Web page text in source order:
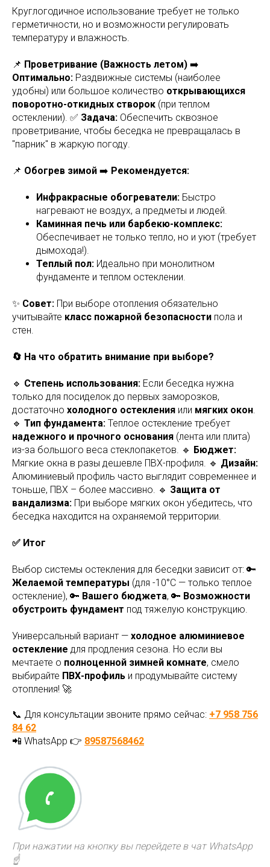
Круглогодичное использование требует не только
герметичности, но и возможности регулировать
температуру и влажность.
📌 Проветривание (Важность летом) ➡️
Оптимально: Раздвижные системы (наиболее
удобны) или большое количество открывающихся
поворотно-откидных створок (при теплом
остеклении). ✅ Задача: Обеспечить сквозное
проветривание, чтобы беседка не превращалась в
"парник" в жаркую погоду.
📌 Обогрев зимой ➡️ Рекомендуется:
Инфракрасные обогреватели: Быстро
нагревают не воздух, а предметы и людей.
Каминная печь или барбекю-комплекс:
Обеспечивает не только тепло, но и уют (требует
дымохода!).
Теплый пол: Идеально при монолитном
фундаменте и теплом остеклении.
✨ Совет: При выборе отопления обязательно
учитывайте класс пожарной безопасности пола и
стен.
🔄 На что обратить внимание при выборе?
🔹 Степень использования: Если беседка нужна
только для посиделок до первых заморозков,
достаточно холодного остекления или мягких окон.
🔹 Тип фундамента: Теплое остекление требует
надежного и прочного основания (лента или плита)
из-за большого веса стеклопакетов. 🔹 Бюджет:
Мягкие окна в разы дешевле ПВХ-профиля. 🔹 Дизайн:
Алюминиевый профиль часто выглядит современнее и
тоньше, ПВХ – более массивно. 🔹 Защита от
вандализма: При выборе мягких окон убедитесь, что
беседка находится на охраняемой территории.
✅ Итог
Выбор системы остекления для беседки зависит от: 🔑
Желаемой температуры (для -10°С — только теплое
остекление), 🔑 Вашего бюджета, 🔑 Возможности
обустроить фундамент под тяжелую конструкцию.
Универсальный вариант — холодное алюминиевое
остекление для продления сезона. Но если вы
мечтаете о полноценной зимней комнате, смело
выбирайте ПВХ-профиль и продумывайте систему
отопления! 🚀
📞 Для консультации звоните прямо сейчас: +7 958 756
84 62
📲 WhatsApp 👉 89587568462
При нажатии на кнопку вы перейдете в чат WhatsApp
☝️